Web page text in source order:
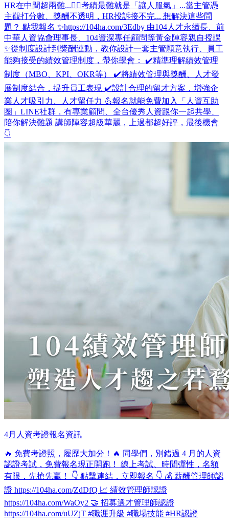
HR在中間超兩難...😵‍💫考績最難就是「讓人服氣」...當主管憑
主觀打分數、獎酬不透明，HR投訴接不完... 想解決這些問
題？ 點我報名 ✨https://104ha.com/3Edby 由104人才永續長、前
中華人資協會理事長、104資深專任顧問等黃金陣容親自授課
✨從制度設計到獎酬連動，教你設計一套主管願意執行、員工
能夠接受的績效管理制度，帶你學會： ✔️精準理解績效管理
制度（MBO、KPI、OKR等） ✔️將績效管理與獎酬、人才發
展制度結合，提升員工表現 ✔️設計合理的留才方案，增強企
業人才吸引力、人才留任力 💪報名就能免費加入「人資互助
圈」LINE社群，有專業顧問、全台優秀人資跟你一起共學、
陪你解決難題 講師陣容超級華麗，上過都超好評，最後機會
👇
4月人資考證報名資訊
🔥 免費考證照，履歷大加分！🔥 同學們，別錯過 4 月的人資
認證考試，免費報名現正開跑！ 線上考試、時間彈性，名額
有限，先搶先贏！ 👇 點擊連結，立即報名 👇 💰 薪酬管理師認
證 https://104ha.com/ZdDfQ 📈 績效管理師認證
https://104ha.com/WaOy2 🤝 招募選才管理師認證
https://104ha.com/uUZjT #職涯升級 #職場技能 #HR認證